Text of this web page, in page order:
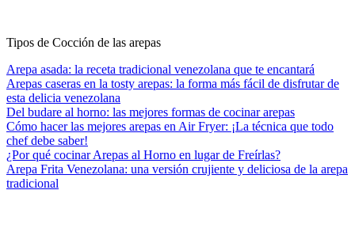
Tipos de Cocción de las arepas
Arepa asada: la receta tradicional venezolana que te encantará
Arepas caseras en la tosty arepas: la forma más fácil de disfrutar de
esta delicia venezolana
Del budare al horno: las mejores formas de cocinar arepas
Cómo hacer las mejores arepas en Air Fryer: ¡La técnica que todo
chef debe saber!
¿Por qué cocinar Arepas al Horno en lugar de Freírlas?
Arepa Frita Venezolana: una versión crujiente y deliciosa de la arepa
tradicional